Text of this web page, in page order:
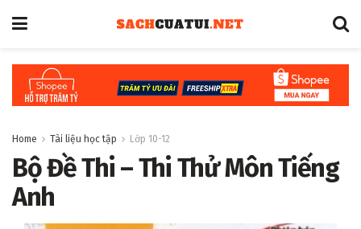
Home Tài liệu học tập Lớp 10-12
Bộ Đề Thi – Thi Thử Môn Tiếng
Anh